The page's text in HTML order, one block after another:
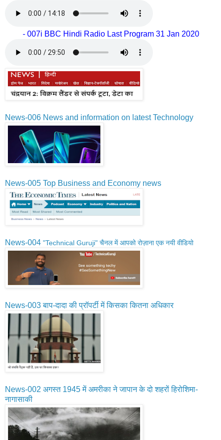
- 007i BBC Hindi Radio Last Program 31 Jan 2020
News-006 News and information on latest Technology
News-005 Top Business and Economy news
News-004 "Technical Guruji" चैनल में आपको रोज़ाना एक नयी वीडियो
News-003 बाप-दादा की प्रॉपर्टी में किसका कितना अधिकार
News-002 अगस्त 1945 में अमरीका ने जापान के दो शहरों हिरोशिमा-
नागासाकी